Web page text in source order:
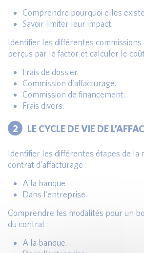
Comprendre pourquoi elles
Savoir limiter leur impact.
Identifier les différentes commissions
perçus par le factor et calculer le
Frais de dossier.
Commission d’affacturage.
Commission de financement.
Frais divers.
2 LE CYCLE DE VIE DE
Identifier les différentes étapes de la
contrat d’affacturage :
A la banque.
Dans l’entreprise.
Comprendre les modalités pour un
du contrat :
A la banque.